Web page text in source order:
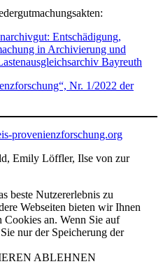
Entschädigung,
in Archivierung und
Bayreuth
Nr. 1/2022 der
provenienzforschung.org
Emily Löffler, Ilse von zur
beste Nutzererlebnis zu
Webseiten bieten wir Ihnen
Cookies an. Wenn Sie auf
nur der Speicherung der
ABLEHNEN